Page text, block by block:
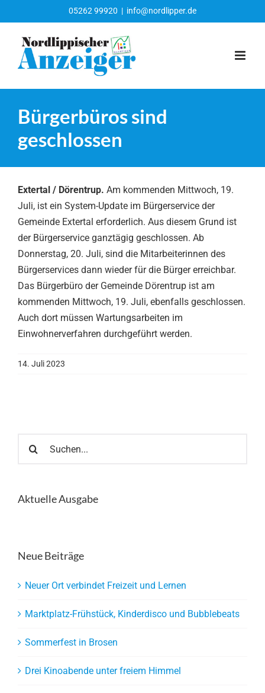
Inhalt
springen
05262 99920 | info@nordlipper.de
Bürgerbüros sind
geschlossen
Extertal / Dörentrup. Am kommenden Mittwoch, 19.
Juli, ist ein System-Update im Bürgerservice der
Gemeinde Extertal erforderlich. Aus diesem Grund ist
der Bürgerservice ganztägig geschlossen. Ab
Donnerstag, 20. Juli, sind die Mitarbeiterinnen des
Bürgerservices dann wieder für die Bürger erreichbar.
Das Bürgerbüro der Gemeinde Dörentrup ist am
kommenden Mittwoch, 19. Juli, ebenfalls geschlossen.
Auch dort müssen Wartungsarbeiten im
Einwohnerverfahren durchgeführt werden.
14. Juli 2023
nach:
Aktuelle Ausgabe
Neue Beiträge
Neuer Ort verbindet Freizeit und Lernen
Marktplatz-Frühstück, Kinderdisco und Bubblebeats
Sommerfest in Brosen
Drei Kinoabende unter freiem Himmel